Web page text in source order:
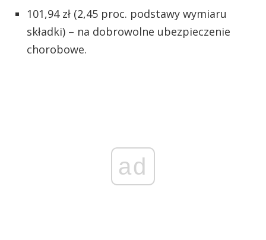
101,94 zł (2,45 proc. podstawy wymiaru
składki) – na dobrowolne ubezpieczenie
chorobowe.
ad